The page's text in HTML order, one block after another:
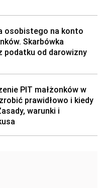
osobistego na konto
Skarbówka
podatku od darowizny
PIT małżonków w
prawidłowo i kiedy
warunki i